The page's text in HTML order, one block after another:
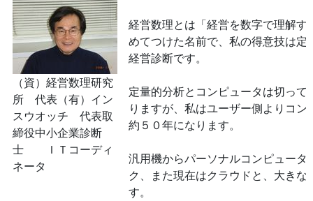
（資）経営数理研究
所 代表（有）イン
スウオッチ 代表取
締役中小企業診断
士 ＩＴコーディ
ネータ
経営数理とは「経営を数字で理解す
めてつけた名前で、私の得意技は定
経営診断です。
定量的分析とコンピュータは切って
りますが、私はユーザー側よりコ
約５０年になります。
汎用機からパーソナルコンピュータ
ク、また現在はクラウドと、大きな
す。